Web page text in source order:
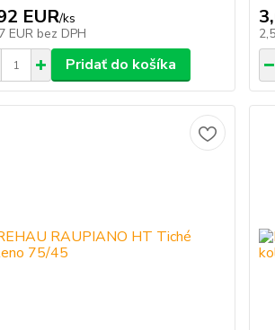
EUR/ks
EUR bez DPH
Pridať do košíka